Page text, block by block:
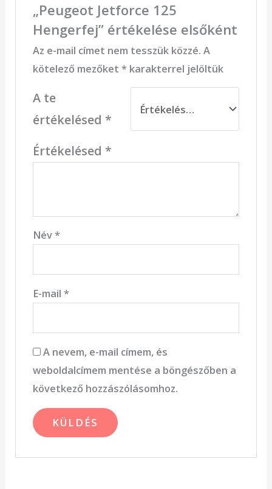
„Peugeot Jetforce 125
Hengerfej” értékelése elsőként
Az e-mail címet nem tesszük közzé. A
kötelező mezőket *karakterrel jelöltük
A te
értékelésed *
Értékelésed *
Név*
E-mail *
A nevem, e-mail címem, és
weboldalcímem mentése a böngészőben a
következő hozzászólásomhoz.